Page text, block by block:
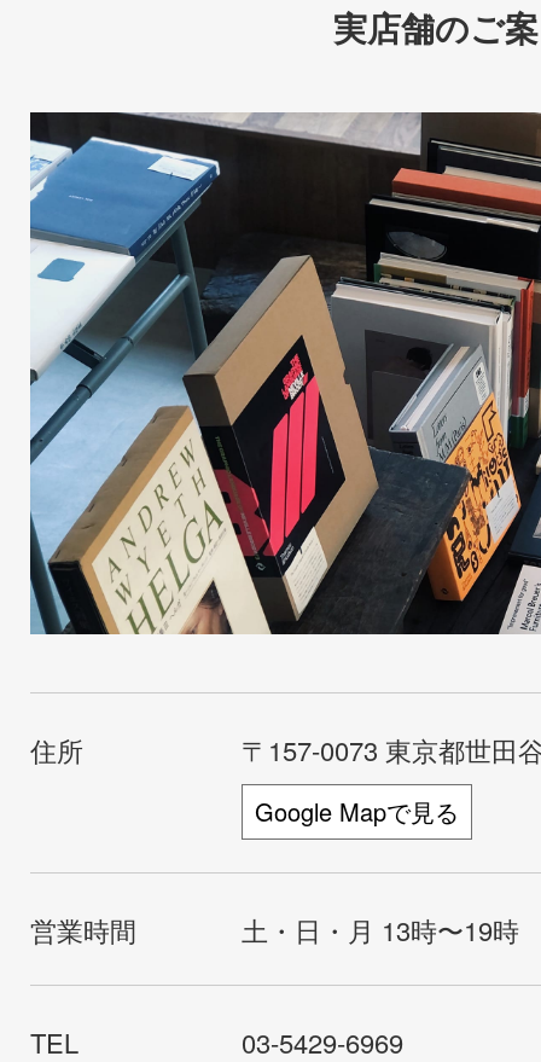
実店舗のご
住所 〒157-0073 東京都世田
Google Mapで見る
営業時間 土・日・月 13時〜19時
TEL 03-5429-6969